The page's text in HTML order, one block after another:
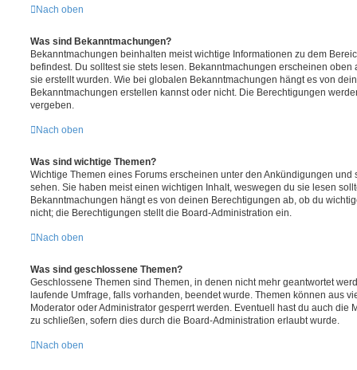
Nach oben
Was sind Bekanntmachungen?
Bekanntmachungen beinhalten meist wichtige Informationen zu dem
befindest. Du solltest sie stets lesen. Bekanntmachungen erscheinen oben
sie erstellt wurden. Wie bei globalen Bekanntmachungen hängt es von
Bekanntmachungen erstellen kannst oder nicht. Die Berechtigungen
vergeben.
Nach oben
Was sind wichtige Themen?
Wichtige Themen eines Forums erscheinen unter den Ankündigungen und
sehen. Sie haben meist einen wichtigen Inhalt, weswegen du sie lesen
Bekanntmachungen hängt es von deinen Berechtigungen ab, ob du
nicht; die Berechtigungen stellt die Board-Administration ein.
Nach oben
Was sind geschlossene Themen?
Geschlossene Themen sind Themen, in denen nicht mehr geantwortet
laufende Umfrage, falls vorhanden, beendet wurde. Themen können aus
Moderator oder Administrator gesperrt werden. Eventuell hast du auch die
zu schließen, sofern dies durch die Board-Administration erlaubt wurde.
Nach oben